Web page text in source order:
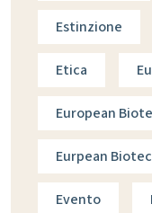
Estinzione
Etica
European
Eurpean
Evento